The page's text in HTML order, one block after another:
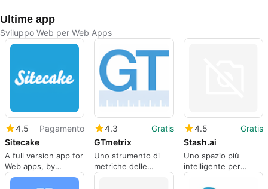
Ultime app
Sviluppo Web per Web Apps
4.5
Pagamento
Sitecake
A full version app for
Web apps, by
Sitecake.
4.3
Gratis
GTmetrix
Uno strumento di
metriche delle
prestazioni del sito
4.5
Gratis
Stash.ai
Uno spazio più
intelligente per
salvare tutto ciò che